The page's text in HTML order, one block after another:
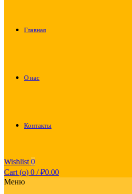
Главная
О нас
Контакты
Wishlist 0
Cart (o) 0 / ₽0.00
Меню